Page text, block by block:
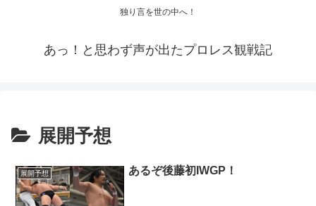
独り言を世の中へ！
あっ！と思わず声が出たプロレス観戦記
展開予想
展開予想 あるぞ後藤初IWGP！